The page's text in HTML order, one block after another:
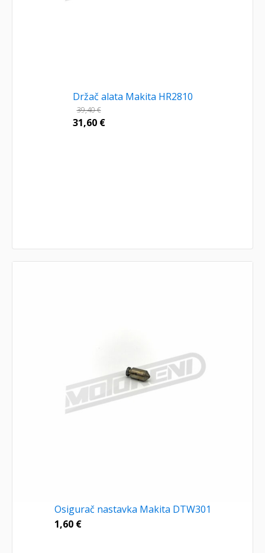
Držač alata Makita HR2810
39,40€
31,60 €
Osigurač nastavka Makita DTW301
1,60 €